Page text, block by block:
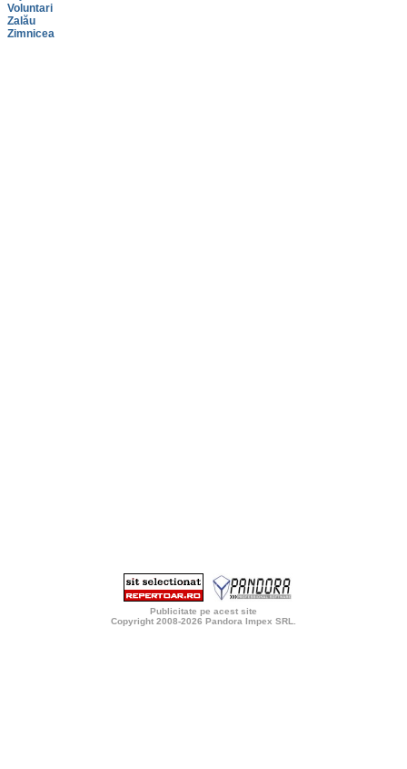
Voluntari
Zalău
Zimnicea
Publicitate pe acest site
Copyright 2008-2026 Pandora Impex SRL